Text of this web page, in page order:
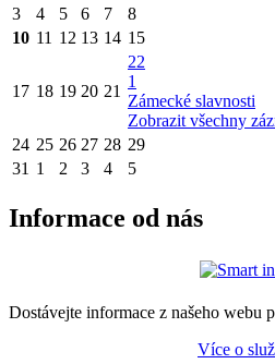
3
4 5 6 7 8
10 11 12 13 14 15
17 18 19 20 21
22
1
Zámecké slavnosti
Zobrazit všechny
24 25 26 27 28 29
31 1 2 3 4 5
Informace od nás
Dostávejte informace z našeho webu
Více o